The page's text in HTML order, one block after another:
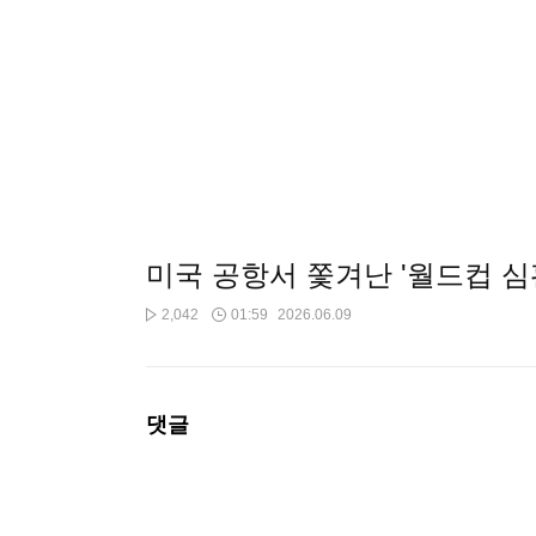
미국 공항서 쫓겨난 '월드컵
2,042 01:59 2026.06.09
댓글